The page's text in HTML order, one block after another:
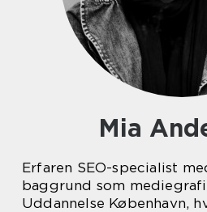
Mia
Erfaren SEO-specialist
baggrund som
Uddannelse København,